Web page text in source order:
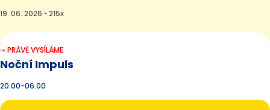
19. 06. 2026 • 215x
PRÁVĚ VYSÍLÁME
Noční Impuls
20.00-06.00